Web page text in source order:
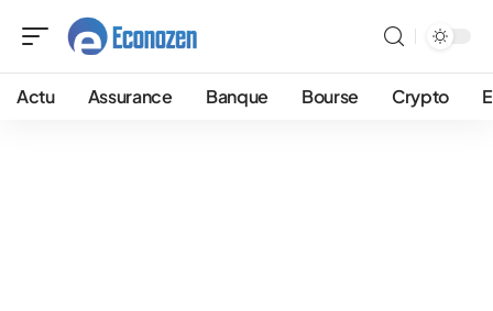
Actu Assurance Banque Bourse Crypto